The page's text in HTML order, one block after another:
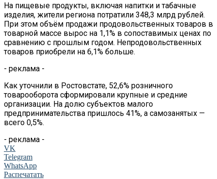
На пищевые продукты, включая напитки и табачные
изделия, жители региона потратили 348,3 млрд рублей.
При этом объём продажи продовольственных товаров в
товарной массе вырос на 1,1% в сопоставимых ценах по
сравнению с прошлым годом. Непродовольственных
товаров приобрели на 6,1% больше.
- реклама -
Как уточнили в Ростовстате, 52,6% розничного
товарооборота сформировали крупные и средние
организации. На долю субъектов малого
предпринимательства пришлось 41%, а самозанятых —
всего 0,5%.
- реклама -
VK
Telegram
WhatsApp
Распечатать